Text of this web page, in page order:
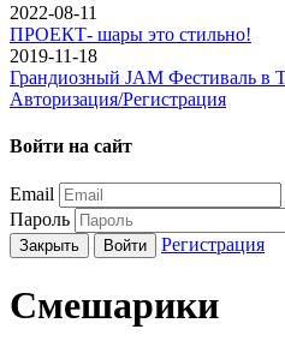
2022-08-11
ПРОЕКТ- шары это стильно!
2019-11-18
Грандиозный JAM Фестиваль
Авторизация/Регистрация
Войти на сайт
Email
Пароль
Закрыть Войти Регистрация
Смешарики